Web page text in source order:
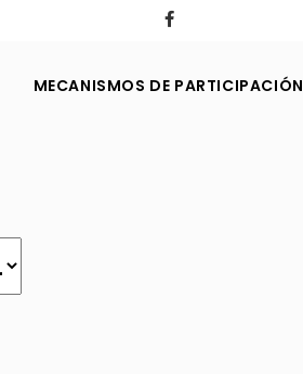
MECANISMOS DE PARTICIPACIÓN